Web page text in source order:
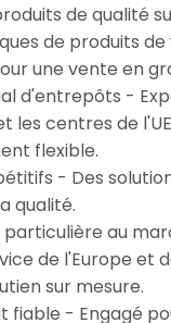
de qualité
de produits
une vente en
d'entrepôts -
les centres de
flexible.
- Des
qualité.
au
de l'Europe et
sur mesure.
fiable - Engagé